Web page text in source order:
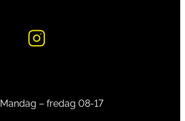
Mandag – fredag 08-17